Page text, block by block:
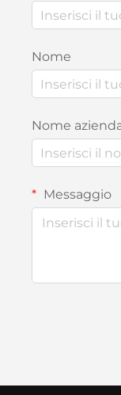
Nome
Nome
Messaggio